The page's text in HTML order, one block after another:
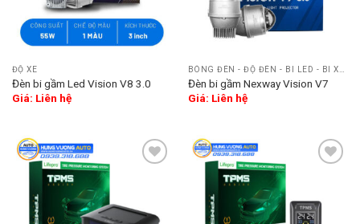
ĐỘ XE
Đèn bi gầm Led Vision V8 3.0
Giá: Liên hệ
Đèn bi gầm Nexway Vision V7
Giá: Liên hệ